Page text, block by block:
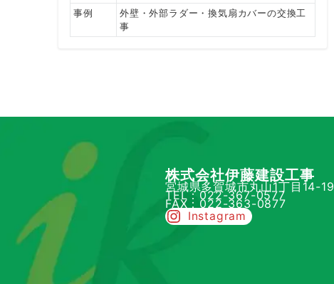
事例
外壁・外部ラダー・換気扇カバーの交換工
事
株式会社伊藤建設工事
宮城県多賀城市丸山1丁目14-19
TEL：022-367-0577
FAX：022-363-0877
Instagram